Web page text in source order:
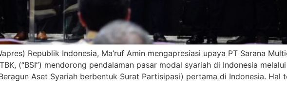
Republik Indonesia, Ma’ruf Amin mengapresiasi upaya PT Sarana
(“BSI”) mendorong pendalaman pasar modal syariah di Indonesia
Aset Syariah berbentuk Surat Partisipasi) pertama di Indonesia. Hal